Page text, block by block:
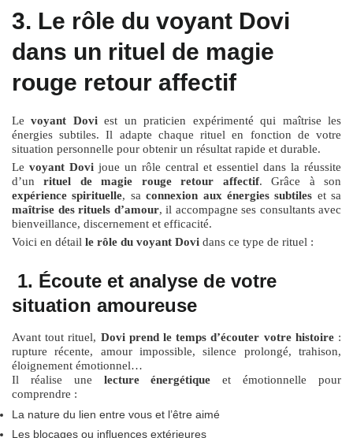
3. Le rôle du voyant Dovi
dans un rituel de magie
rouge retour affectif
Levoyant Doviest un praticien expérimenté qui maîtrise les
énergies subtiles. Il adapte chaque rituel en fonction de votre
situation personnelle pour obtenir un résultat rapide et durable.
Le voyant Dovi joue un rôle central et essentiel dans la réussite
d’unrituel de magie rouge retour affectif. Grâce à son
expérience spirituelle, saconnexion aux énergies subtiles et sa
maîtrise des rituels d’amour, il accompagne ses consultants avec
bienveillance, discernement et efficacité.
Voici en détail le rôle du voyant Dovi dans ce type de rituel :
1. Écoute et analyse de votre
situation amoureuse
Avant tout rituel, Dovi prend le temps d’écouter votre histoire:
rupture récente, amour impossible, silence prolongé, trahison,
éloignement émotionnel…
Il réalise une lecture énergétique et émotionnelle pour
comprendre :
La nature du lien entre vous et l’être aimé
Les blocages ou influences extérieures